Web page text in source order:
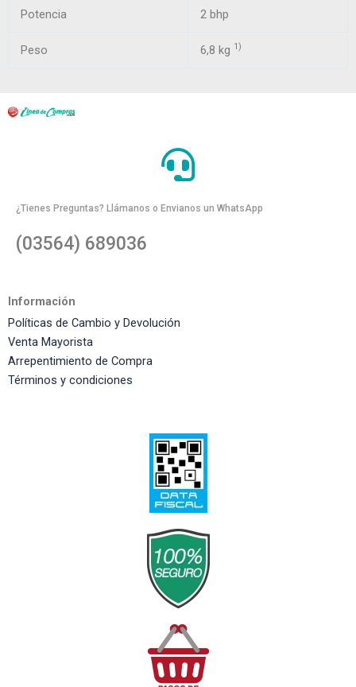
Potencia 2 bhp
Peso 6,8 kg 1)
¿Tienes Preguntas? Llámanos o Envianos un WhatsApp
(03564) 689036
Información
Políticas de Cambio y Devolución
Venta Mayorista
Arrepentimiento de Compra
Términos y condiciones